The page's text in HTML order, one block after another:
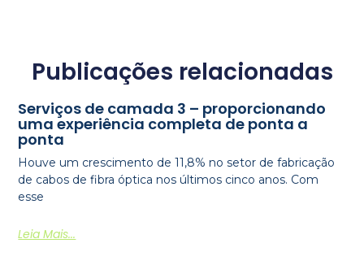
Publicações relacionadas
Serviços de camada 3 – proporcionando
uma experiência completa de ponta a
ponta
Houve um crescimento de 11,8% no setor de fabricação
de cabos de fibra óptica nos últimos cinco anos. Com
esse
Leia Mais...